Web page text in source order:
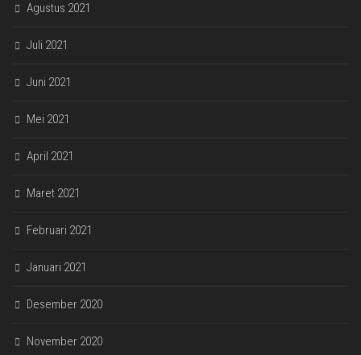
Agustus 2021
Juli 2021
Juni 2021
Mei 2021
April 2021
Maret 2021
Februari 2021
Januari 2021
Desember 2020
November 2020